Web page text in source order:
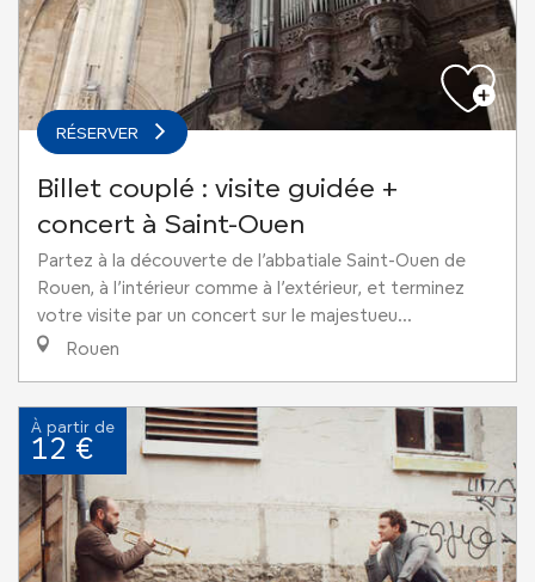
RÉSERVER
Billet couplé : visite guidée +
concert à Saint-Ouen
Partez à la découverte de l’abbatiale Saint-Ouen de
Rouen, à l’intérieur comme à l’extérieur, et terminez
votre visite par un concert sur le majestueu...
Rouen
À partir de
12 €